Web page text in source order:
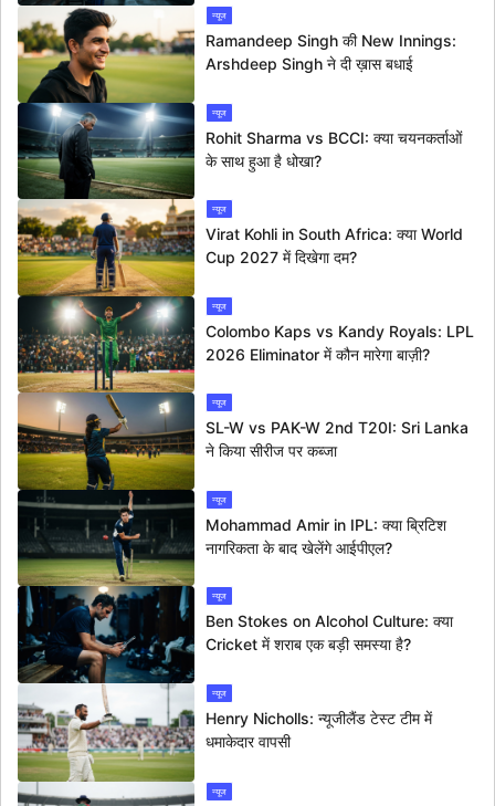
न्यूज
Ramandeep Singh की New Innings:
Arshdeep Singh ने दी ख़ास बधाई
न्यूज
Rohit Sharma vs BCCI: क्या चयनकर्ताओं
के साथ हुआ है धोखा?
न्यूज
Virat Kohli in South Africa: क्या World
Cup 2027 में दिखेगा दम?
न्यूज
Colombo Kaps vs Kandy Royals: LPL
2026 Eliminator में कौन मारेगा बाज़ी?
न्यूज
SL-W vs PAK-W 2nd T20I: Sri Lanka
ने किया सीरीज पर कब्जा
न्यूज
Mohammad Amir in IPL: क्या ब्रिटिश
नागरिकता के बाद खेलेंगे आईपीएल?
न्यूज
Ben Stokes on Alcohol Culture: क्या
Cricket में शराब एक बड़ी समस्या है?
न्यूज
Henry Nicholls: न्यूजीलैंड टेस्ट टीम में
धमाकेदार वापसी
न्यूज